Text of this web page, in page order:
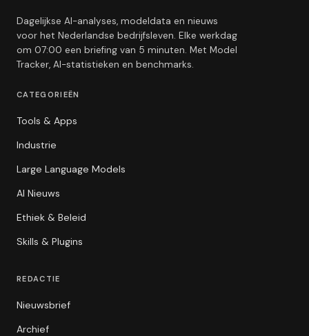
Dagelijkse AI-analyses, modeldata en nieuws
voor het Nederlandse bedrijfsleven. Elke werkdag
om 07:00 een briefing van 5 minuten. Met Model
Tracker, AI-statistieken en benchmarks.
CATEGORIEËN
Tools & Apps
Industrie
Large Language Models
AI Nieuws
Ethiek & Beleid
Skills & Plugins
REDACTIE
Nieuwsbrief
Archief